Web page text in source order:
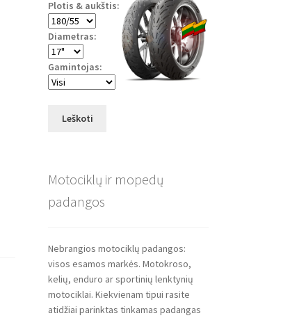
Plotis & aukštis:
Diametras:
Gamintojas:
Leškoti
Motociklų ir mopedų
padangos
Nebrangios motociklų padangos:
visos esamos markės. Motokroso,
kelių, enduro ar sportinių lenktynių
motociklai. Kiekvienam tipui rasite
atidžiai parinktas tinkamas padangas